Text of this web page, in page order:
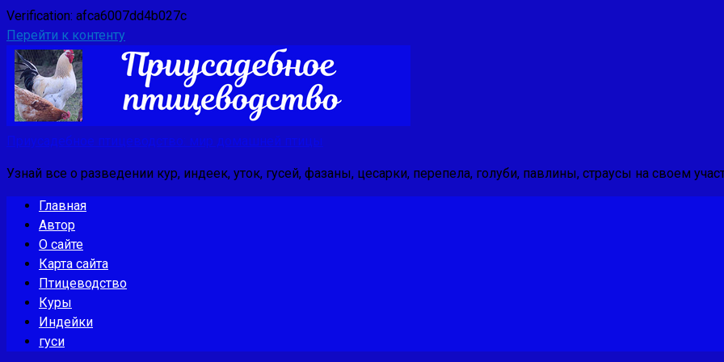
Verification: afca6007dd4b027c
Перейти к контенту
Приусадебное птицеводство: мир домашней птицы
Узнай все о разведении кур, индеек, уток, гусей, фазаны, цесарки, перепела, голуби, павлины, страусы на своем
Главная
Автор
О сайте
Карта сайта
Птицеводство
Куры
Индейки
гуси